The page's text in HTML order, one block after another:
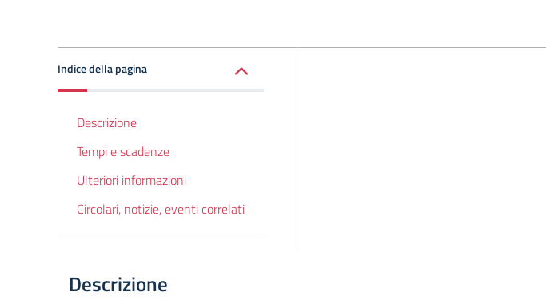
Descrizione
Indice della pagina
Descrizione
Tempi e scadenze
Ulteriori informazioni
Circolari, notizie, eventi correlati